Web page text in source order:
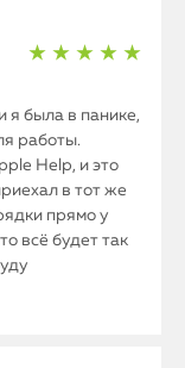
★ ★ ★ ★ ★
я была в панике,
работы.
Help, и это
в тот же
прямо у
всё будет так